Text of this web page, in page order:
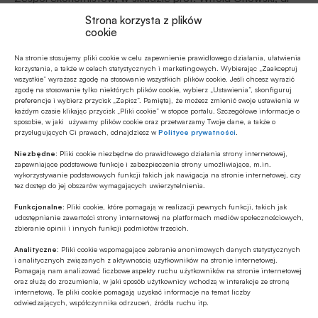
Strona korzysta z plików
cookie
Na stronie stosujemy pliki cookie w celu zapewnienie prawidłowego działania, ułatwienia
korzystania, a także w celach statystycznych i marketingowych. Wybierając „Zaakceptuj
wszystkie” wyrażasz zgodę na stosowanie wszystkich plików cookie. Jeśli chcesz wyrazić
zgodę na stosowanie tylko niektórych plików cookie, wybierz „Ustawienia”, skonfiguruj
preferencje i wybierz przycisk „Zapisz”. Pamiętaj, że możesz zmienić swoje ustawienia w
każdym czasie klikając przycisk „Pliki cookie” w stopce portalu. Szczegółowe informacje o
sposobie, w jaki używamy plików cookie oraz przetwarzamy Twoje dane, a także o
przysługujących Ci prawach, odnajdziesz wPolityce prywatności
Niezbędne: Pliki cookie niezbędne do prawidłowego działania strony internetowej,
zapewniające podstawowe funkcje i zabezpieczenia strony umożliwiające, m.in.
wykorzystywanie podstawowych funkcji takich jak nawigacja na stronie internetowej, czy
tez dostęp do jej obszarów wymagających uwierzytelnienia.
Funkcjonalne: Pliki cookie, które pomagają w realizacji pewnych funkcji, takich jak
udostępnianie zawartości strony internetowej na platformach mediów społecznościowych,
zbieranie opinii i innych funkcji podmiotów trzecich.
Analityczne: Pliki cookie wspomagające zebranie anonimowych danych statystycznych
i analitycznych związanych z aktywnością użytkowników na stronie internetowej.
Pomagają nam analizować liczbowe aspekty ruchu użytkowników na stronie internetowej
oraz służą do zrozumienia, w jaki sposób użytkownicy wchodzą w interakcje ze stroną
internetową. Te pliki cookie pomagają uzyskać informacje na temat liczby
odwiedzających, współczynnika odrzuceń, źródła ruchu itp.
Maciej H. Grabowski, dr Jarosław Neneman i prof. dr hab.
Walenty Poczta, przygotował raport „Zagrożenia dla
gospodarczej”.
Finanse osobiste
02.12.2021 08:05
Centrum Myśli Strategicznych
organizuje 15 grudnia 2021 roku Kongres
Bankowości Detalicznej
Kongres Bankowości Detalicznej (KBD) jest jednym z
największych cyklicznych forów dyskusyjnych przedstawicieli
banków, regulatorów i doradców z obszaru bankowości
detalicznej. Partnerami medialnymi Kongresu są: portal
aleBank.pl i Miesięcznik Finansowy BANK.
Finanse osobiste
30.11.2021 14:10
XVII Kongres Consumer Finance,
14 grudnia 2021 roku
Organizatorzy, think tank EKF zapraszają na siedemnastą
edycję Kongresu Consumer Finance w dniu 14 grudnia w